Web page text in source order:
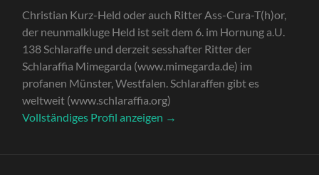
Christian Kurz-Held oder auch Ritter Ass-Cura-T(h)or,
der neunmalkluge Held ist seit dem 6. im Hornung a.U.
138 Schlaraffe und derzeit sesshafter Ritter der
Schlaraffia Mimegarda (www.mimegarda.de) im
profanen Münster, Westfalen. Schlaraffen gibt es
weltweit (www.schlaraffia.org)
Vollständiges Profil anzeigen →